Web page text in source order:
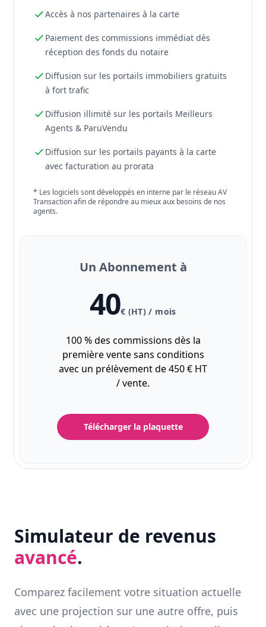
Accès à nos partenaires à la carte
Paiement des commissions immédiat dès
réception des fonds du notaire
Diffusion sur les portails immobiliers gratuits
à fort trafic
Diffusion illimité sur les portails Meilleurs
Agents & ParuVendu
Diffusion sur les portails payants à la carte
avec facturation au prorata
* Les logiciels sont développés en interne par le réseau AV
Transaction afin de répondre au mieux aux besoins de nos
agents.
Un Abonnement à
40€ (HT) / mois
100 % des commissions dès la
première vente sans conditions
avec un prélèvement de 450 € HT
/ vente.
Télécharger la plaquette
Simulateur de revenus
avancé.
Comparez facilement votre situation actuelle
avec une projection sur une autre offre, puis